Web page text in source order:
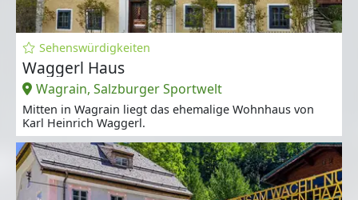
Sehenswürdigkeiten
Waggerl Haus
Wagrain, Salzburger Sportwelt
Mitten in Wagrain liegt das ehemalige Wohnhaus von
Karl Heinrich Waggerl.